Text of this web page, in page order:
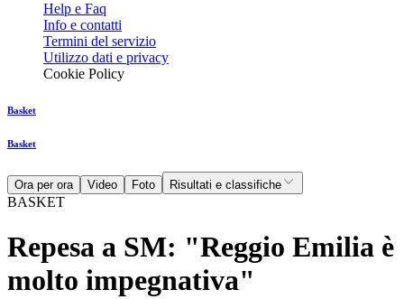
Help e Faq
Info e contatti
Termini del servizio
Utilizzo dati e privacy
Cookie Policy
Basket
Basket
Ora per ora Video Foto Risultati e classifiche
BASKET
Repesa a SM: "Reggio Emilia è
molto impegnativa"